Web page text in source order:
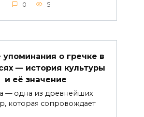
0 5
о гречке в
— история культуры
и её значение
— одна из древнейших
которая сопровождает